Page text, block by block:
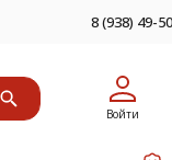
8 (938) 49-
Войти